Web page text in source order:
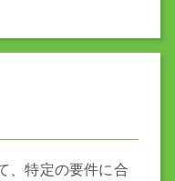
、特定の要件に合